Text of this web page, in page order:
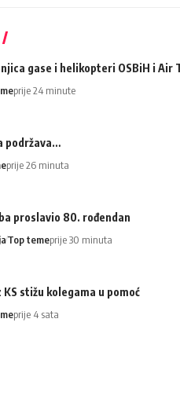
gase i helikopteri OSBiH i Air
prije 24 minute
podržava…
prije 26 minuta
proslavio 80. rođendan
Top temeprije 30 minuta
stižu kolegama u pomoć
prije 4 sata